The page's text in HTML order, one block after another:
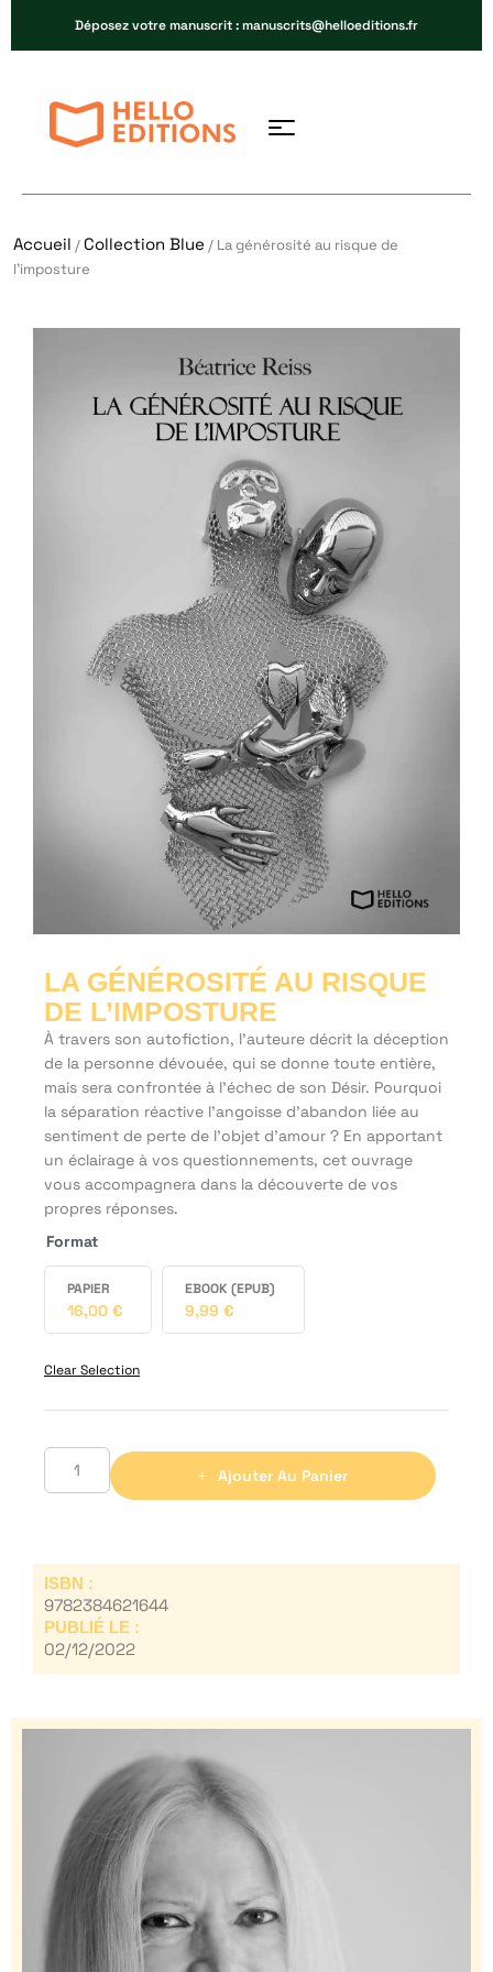
Déposez votre manuscrit : manuscrits@helloeditions.fr
Accueil /Collection Blue / La générosité au risque de
l’imposture
LA GÉNÉROSITÉ AU RISQUE
DE L’IMPOSTURE
À travers son autofiction, l’auteure décrit la déception
de la personne dévouée, qui se donne toute entière,
mais sera confrontée à l’échec de son Désir. Pourquoi
la séparation réactive l’angoisse d’abandon liée au
sentiment de perte de l’objet d’amour ? En apportant
un éclairage à vos questionnements, cet ouvrage
vous accompagnera dans la découverte de vos
propres réponses.
Format
PAPIER
16,00 €
EBOOK (EPUB)
9,99 €
Clear Selection
Ajouter Au Panier
ISBN :
9782384621644
PUBLIÉ LE :
02/12/2022